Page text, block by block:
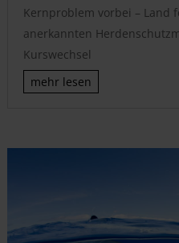
Kernproblem vorbei – Land
anerkannten
Kurswechsel
mehr lesen